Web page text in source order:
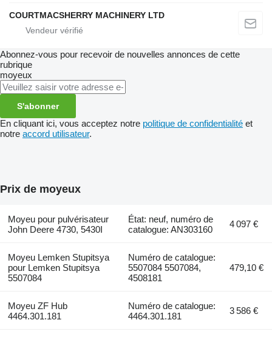
COURTMACSHERRY MACHINERY LTD
Abonnez-vous pour recevoir de nouvelles annonces de cette
rubrique
moyeux
S'abonner
En cliquant ici, vous acceptez notre politique de confidentialité et
notre accord utilisateur.
Prix de moyeux
Moyeu pour pulvérisateur
John Deere 4730, 5430I
État: neuf, numéro de
catalogue: AN303160
4 097 €
Moyeu Lemken Stupitsya
pour Lemken Stupitsya
5507084
Numéro de catalogue:
5507084 5507084,
4508181
479,10 €
Moyeu ZF Hub
4464.301.181
Numéro de catalogue:
4464.301.181
3 586 €